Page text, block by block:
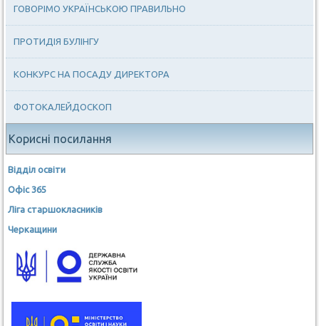
ГОВОРІМО УКРАЇНСЬКОЮ ПРАВИЛЬНО
ПРОТИДІЯ БУЛІНГУ
КОНКУРС НА ПОСАДУ ДИРЕКТОРА
ФОТОКАЛЕЙДОСКОП
Корисні посилання
Відділ освіти
Офіс 365
Ліга старшокласників
Черкащини